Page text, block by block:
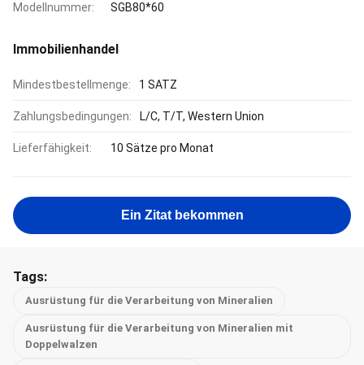
Modellnummer: SGB80*60
Immobilienhandel
Mindestbestellmenge: 1 SATZ
Zahlungsbedingungen: L/C, T/T, Western Union
Lieferfähigkeit: 10 Sätze pro Monat
Ein Zitat bekommen
Tags:
Ausrüstung für die Verarbeitung von Mineralien
Ausrüstung für die Verarbeitung von Mineralien mit
Doppelwalzen